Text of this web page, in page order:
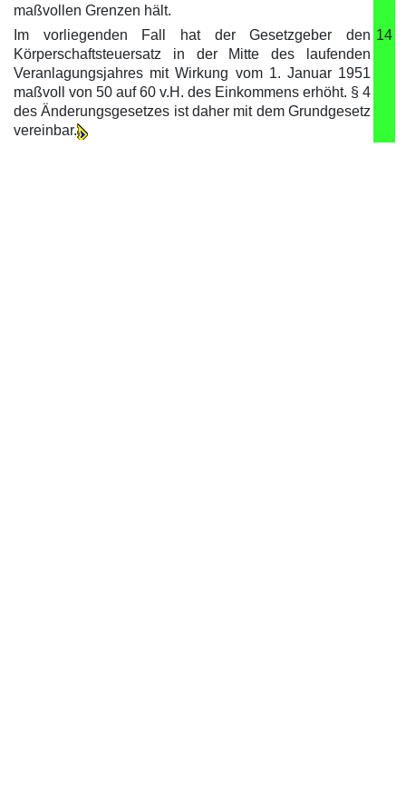
maßvollen Grenzen hält.
Im vorliegenden Fall hat der Gesetzgeber den
Körperschaftsteuersatz in der Mitte des laufenden
Veranlagungsjahres mit Wirkung vom 1. Januar 1951
maßvoll von 50 auf 60 v.H. des Einkommens erhöht. § 4
des Änderungsgesetzes ist daher mit dem Grundgesetz
vereinbar.
14